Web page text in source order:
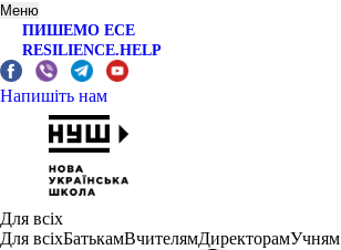
Меню
ПИШЕМО ЕСЕ
RESILIENCE.HELP
Напишіть нам
Для всіх
Для всіхБатькамВчителямДиректорамУчням